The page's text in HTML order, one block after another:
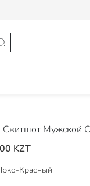
Свитшот Мужской
KZT
Красный